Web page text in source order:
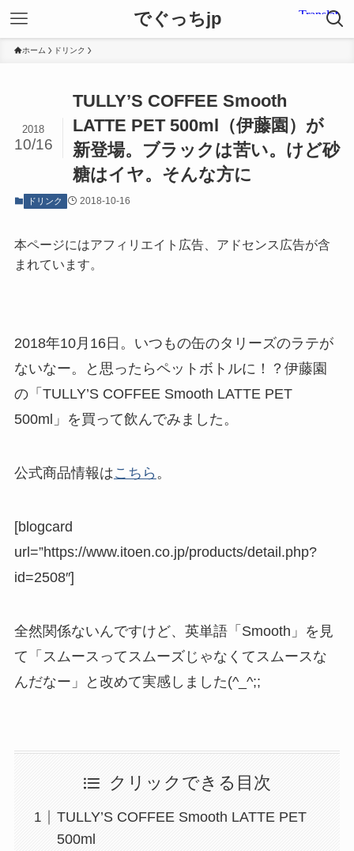
でぐっちjp
ホーム ドリンク
TULLY’S COFFEE Smooth
LATTE PET 500ml（伊藤園）が
新登場。ブラックは苦い。けど砂
糖はイヤ。そんな方に
2018
10/16
ドリンク 2018-10-16
本ページにはアフィリエイト広告、アドセンス広告が含
まれています。
2018年10月16日。いつもの缶のタリーズのラテが
ないなー。と思ったらペットボトルに！？伊藤園
の「TULLY’S COFFEE Smooth LATTE PET
500ml」を買って飲んでみました。
公式商品情報はこちら 。
[blogcard
url=”https://www.itoen.co.jp/products/detail.php?
id=2508″]
全然関係ないんですけど、英単語「Smooth」を見
て「スムースってスムーズじゃなくてスムースな
んだなー」と改めて実感しました(^_^;;
クリックできる目次
TULLY’S COFFEE Smooth LATTE PET
500ml